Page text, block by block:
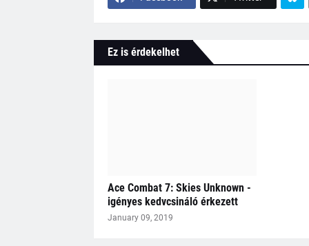
Ez is érdekelhet
Ace Combat 7: Skies Unknown -
igényes kedvcsináló érkezett
January 09, 2019